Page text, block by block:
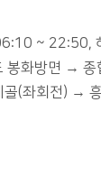
~
화방면 →
(좌회전) →